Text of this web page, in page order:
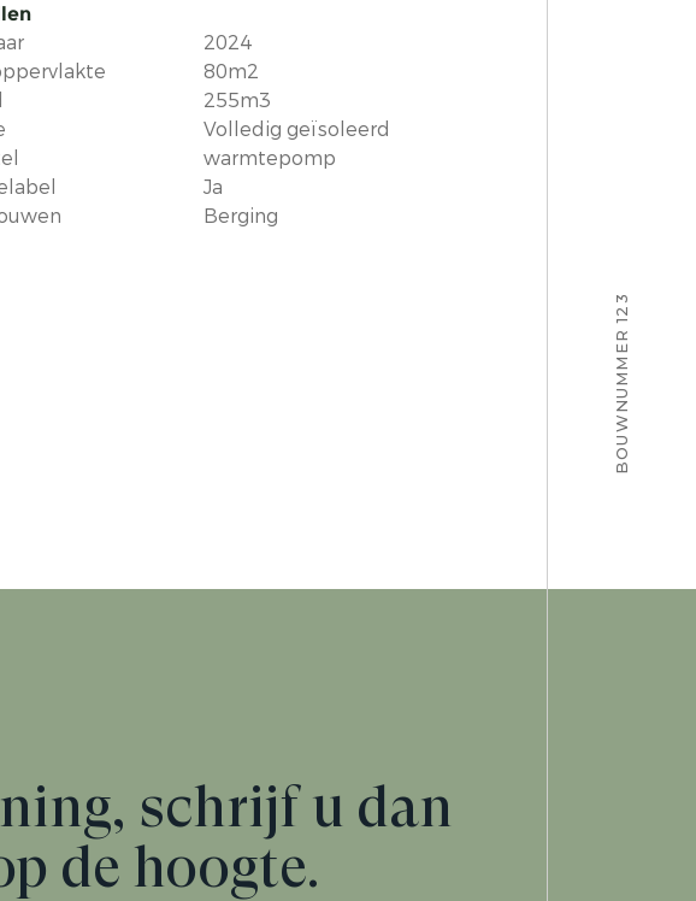
BOUWNUMMER 123
2024
80m2
255m3
Volledig geïsoleerd
warmtepomp
Ja
Berging
schrijf u dan
de hoogte.